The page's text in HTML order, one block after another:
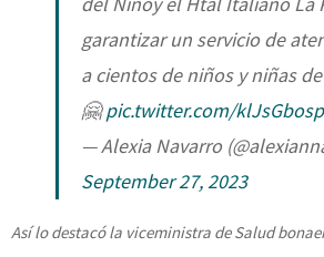
garantizar un servicio de
a cientos de niños y niñas
🤗pic.twitter.com/
— Alexia Navarro
September 27, 2023
Así lo destacó la viceministra de Salud